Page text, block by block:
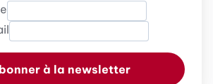
à la newsletter